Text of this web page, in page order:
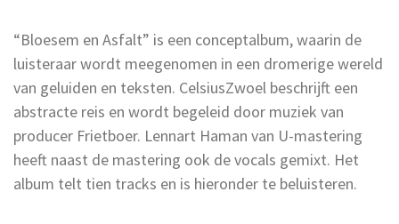
“Bloesem en Asfalt” is een conceptalbum, waarin de
luisteraar wordt meegenomen in een dromerige wereld
van geluiden en teksten. CelsiusZwoel beschrijft een
abstracte reis en wordt begeleid door muziek van
producer Frietboer. Lennart Haman van U-mastering
heeft naast de mastering ook de vocals gemixt. Het
album telt tien tracks en is hieronder te beluisteren.